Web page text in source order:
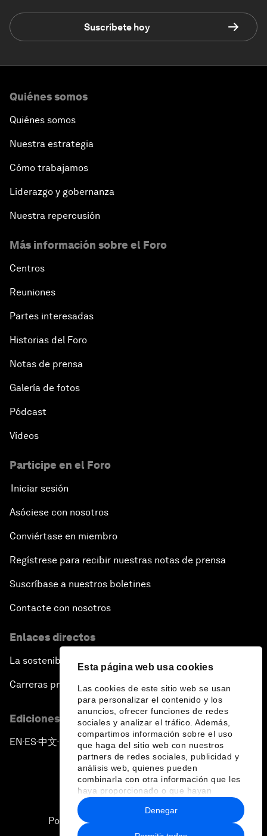
Esta página web usa cookies
Las cookies de este sitio web se usan
para personalizar el contenido y los
anuncios, ofrecer funciones de redes
sociales y analizar el tráfico. Además,
compartimos información sobre el uso
que haga del sitio web con nuestros
partners de redes sociales, publicidad y
análisis web, quienes pueden
combinarla con otra información que les
haya proporcionado o que hayan
recopilado a partir del uso que haya
hecho de sus servicios.
Denegar
Suscríbete hoy
Quiénes somos
Quiénes somos
Nuestra estrategia
Cómo trabajamos
Liderazgo y gobernanza
Nuestra repercusión
Más información sobre el Foro
Centros
Reuniones
Partes interesadas
Historias del Foro
Notas de prensa
Galería de fotos
Pódcast
Vídeos
Participe en el Foro
Iniciar sesión
Asóciese con nosotros
Conviértase en miembro
Regístrese para recibir nuestras notas de prensa
Suscríbase a nuestros boletines
Contacte con nosotros
Enlaces directos
La sostenibilidad en el Foro
Carreras profesionales
Ediciones en otros idiomas
EN ▪ ES▪中文▪ 日本語
Política de privacidad y normas de uso